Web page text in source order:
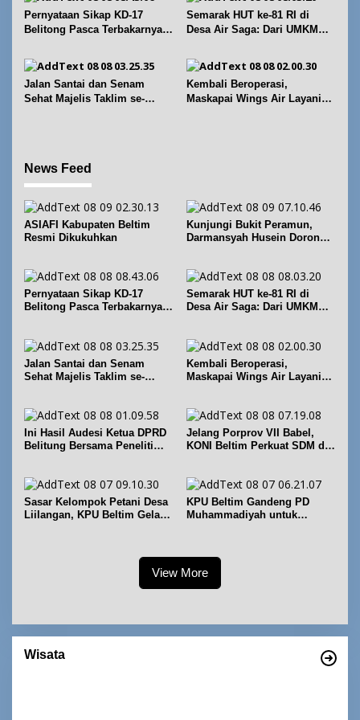
Pernyataan Sikap KD-17
Belitong Pasca Terbakarnya
Semarak HUT ke-81 RI di
Desa Air Saga: Dari UMKM
Jalan Santai dan Senam
Sehat Majelis Taklim se-
Kembali Beroperasi,
Maskapai Wings Air Layani
News Feed
ASIAFI Kabupaten Beltim
Resmi Dikukuhkan
Kunjungi Bukit Peramun,
Darmansyah Husein Dorong
Pernyataan Sikap KD-17
Belitong Pasca Terbakarnya
Semarak HUT ke-81 RI di
Desa Air Saga: Dari UMKM
Jalan Santai dan Senam
Sehat Majelis Taklim se-
Kembali Beroperasi,
Maskapai Wings Air Layani
Ini Hasil Audesi Ketua DPRD
Belitung Bersama Peneliti
Jelang Porprov VII Babel,
KONI Beltim Perkuat SDM di
Sasar Kelompok Petani Desa
Liilangan, KPU Beltim Gelar
KPU Beltim Gandeng PD
Muhammadiyah untuk
View More
Wisata